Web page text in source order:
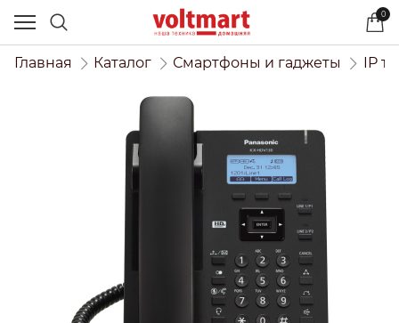
0
Главная Каталог Смартфоны и гаджеты IP